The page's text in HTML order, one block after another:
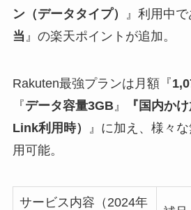
ン（データタイプ）
』利用中
当 』の楽天ポイントが追加。
Rakuten最強プランは月額『
『データ容量3GB』
『国内か
Link利用時）
』に加え、様々
用可能。
サービス内容（2024年